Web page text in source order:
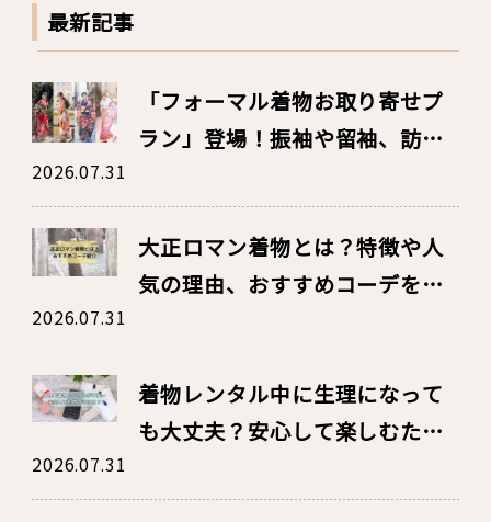
最新記事
「フォーマル着物お取り寄せプ
ラン」登場！振袖や留袖、訪問
2026.07.31
大正ロマン着物とは？特徴や人
気の理由、おすすめコーデを紹
2026.07.31
着物レンタル中に生理になって
も大丈夫？安心して楽しむため
対処法
2026.07.31